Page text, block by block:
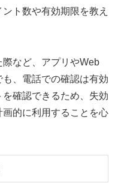
ト数や有効期限を教え
など、アプリやWeb
、電話での確認は有効
確認できるため、失効
的に利用することを心